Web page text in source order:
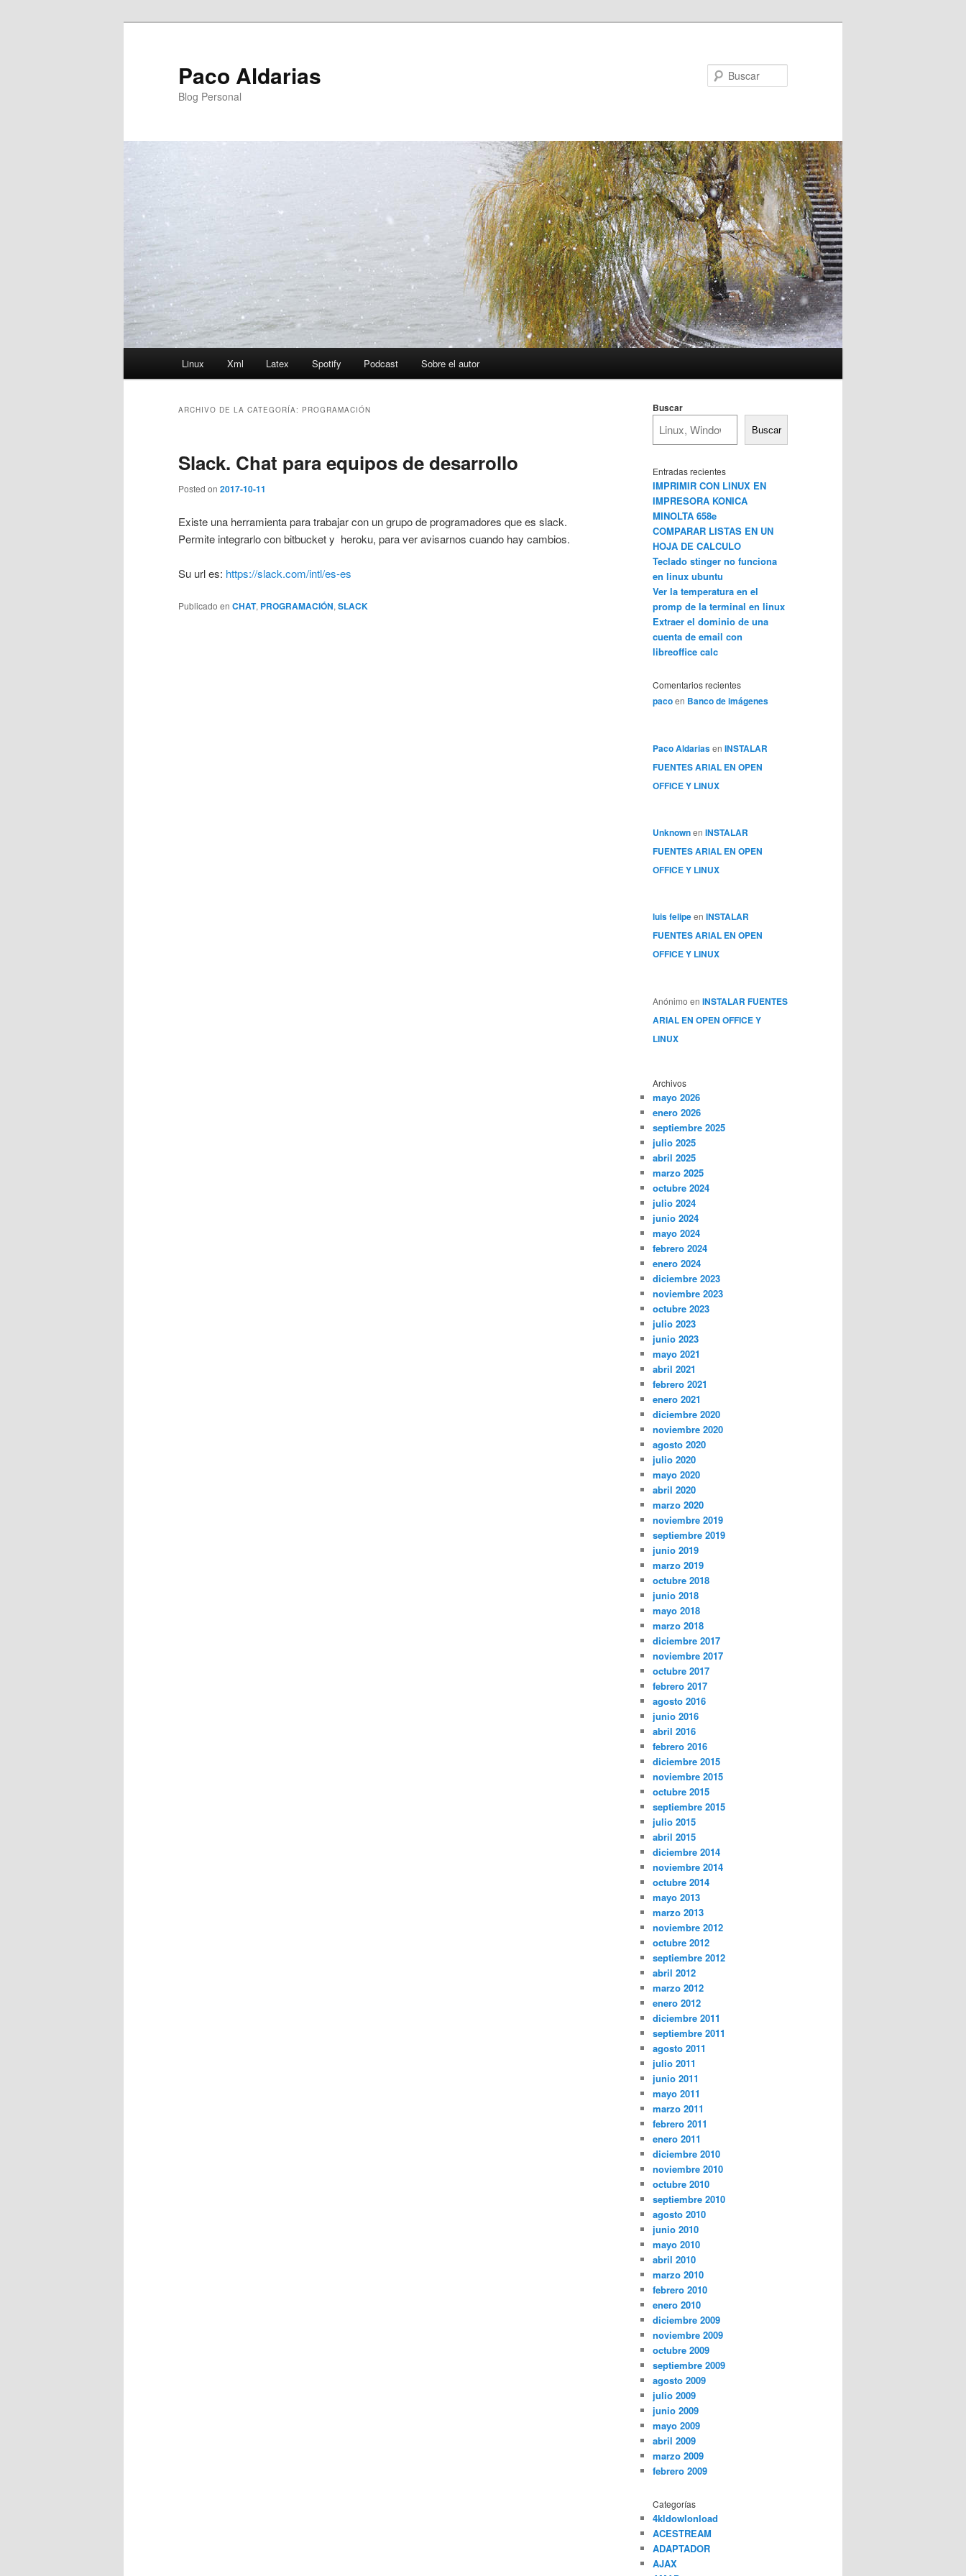
Paco Aldarias
Blog Personal
Linux Xml Latex Spotify Podcast Sobre el autor
ARCHIVO DE LA CATEGORÍA: PROGRAMACIÓN
Slack. Chat para equipos de desarrollo
Posted on 2017-10-11
Existe una herramienta para trabajar con un grupo de programadores que es slack.
Permite integrarlo con bitbucket y heroku, para ver avisarnos cuando hay cambios.
Su url es: https://slack.com/intl/es-es
Publicado en CHAT, PROGRAMACIÓN, SLACK
Buscar
Buscar
Entradas recientes
IMPRIMIR CON LINUX EN
IMPRESORA KONICA
MINOLTA 658e
COMPARAR LISTAS EN UN
HOJA DE CALCULO
Teclado stinger no funciona
en linux ubuntu
Ver la temperatura en el
promp de la terminal en linux
Extraer el dominio de una
cuenta de email con
libreoffice calc
Comentarios recientes
pacoen Banco de imágenes
Paco Aldariasen INSTALAR
FUENTES ARIAL EN OPEN
OFFICE Y LINUX
Unknownen INSTALAR
FUENTES ARIAL EN OPEN
OFFICE Y LINUX
luis felipeen INSTALAR
FUENTES ARIAL EN OPEN
OFFICE Y LINUX
Anónimo en INSTALAR FUENTES
ARIAL EN OPEN OFFICE Y
LINUX
Archivos
mayo 2026
enero 2026
septiembre 2025
julio 2025
abril 2025
marzo 2025
octubre 2024
julio 2024
junio 2024
mayo 2024
febrero 2024
enero 2024
diciembre 2023
noviembre 2023
octubre 2023
julio 2023
junio 2023
mayo 2021
abril 2021
febrero 2021
enero 2021
diciembre 2020
noviembre 2020
agosto 2020
julio 2020
mayo 2020
abril 2020
marzo 2020
noviembre 2019
septiembre 2019
junio 2019
marzo 2019
octubre 2018
junio 2018
mayo 2018
marzo 2018
diciembre 2017
noviembre 2017
octubre 2017
febrero 2017
agosto 2016
junio 2016
abril 2016
febrero 2016
diciembre 2015
noviembre 2015
octubre 2015
septiembre 2015
julio 2015
abril 2015
diciembre 2014
noviembre 2014
octubre 2014
mayo 2013
marzo 2013
noviembre 2012
octubre 2012
septiembre 2012
abril 2012
marzo 2012
enero 2012
diciembre 2011
septiembre 2011
agosto 2011
julio 2011
junio 2011
mayo 2011
marzo 2011
febrero 2011
enero 2011
diciembre 2010
noviembre 2010
octubre 2010
septiembre 2010
agosto 2010
junio 2010
mayo 2010
abril 2010
marzo 2010
febrero 2010
enero 2010
diciembre 2009
noviembre 2009
octubre 2009
septiembre 2009
agosto 2009
julio 2009
junio 2009
mayo 2009
abril 2009
marzo 2009
febrero 2009
Categorías
4kldowlonload
ACESTREAM
ADAPTADOR
AJAX